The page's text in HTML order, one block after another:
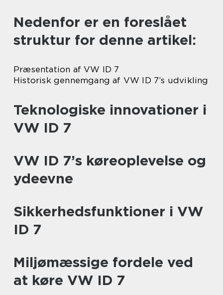
Nedenfor er en foreslået
struktur for denne artikel:
Præsentation af VW ID 7
Historisk gennemgang af VW ID 7’s udvikling
Teknologiske innovationer i
VW ID 7
VW ID 7’s køreoplevelse og
ydeevne
Sikkerhedsfunktioner i VW
ID 7
Miljømæssige fordele ved
at køre VW ID 7